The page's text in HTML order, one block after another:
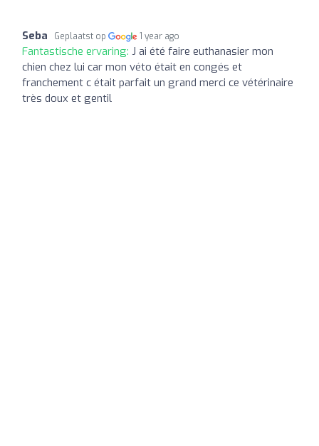
Seba Geplaatst op 1 year ago
Fantastische ervaring: J ai été faire euthanasier mon
chien chez lui car mon véto était en congés et
franchement c était parfait un grand merci ce vétérinaire
très doux et gentil